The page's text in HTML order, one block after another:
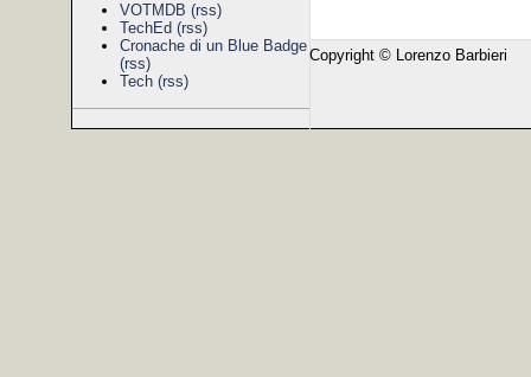
VOTMDB (rss)
TechEd (rss)
Cronache di un Blue Badge
(rss)
Tech (rss)
Copyright © Lorenzo Barbieri